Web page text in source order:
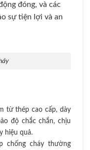
đóng, và các
sự tiện lợi và an
từ thép cao cấp, dày
độ chắc chắn, chịu
hiệu quả.
chống cháy thường